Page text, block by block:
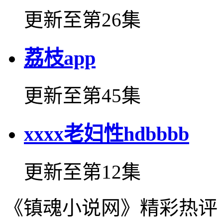
更新至第26集
荔枝app
更新至第45集
xxxx老妇性hdbbbb
更新至第12集
《镇魂小说网》精彩热评